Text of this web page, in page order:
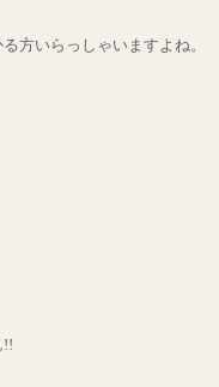
方いらっしゃいますよね。
!!